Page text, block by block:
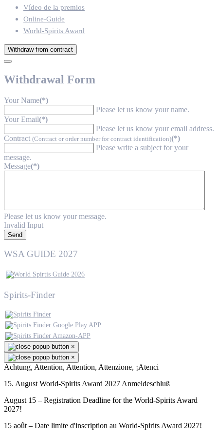
Vídeo de la premios
Online-Guide
World-Spirits Award
Withdraw from contract
Withdrawal Form
Your Name(*)
Please let us know your name.
Your Email(*)
Please let us know your email address.
Contract (Contract or order number for contract identification)(*)
Please write a subject for your
message.
Message(*)
Please let us know your message.
Invalid Input
Send
WSA GUIDE 2027
Spirits-Finder
×
×
Achtung, Attention, Attention, Attenzione, ¡Atenci
15. August World-Spirits Award 2027 Anmeldeschluß
August 15 – Registration Deadline for the World-Spirits Award
2027!
15 août – Date limite d'inscription au World-Spirits Award 2027!